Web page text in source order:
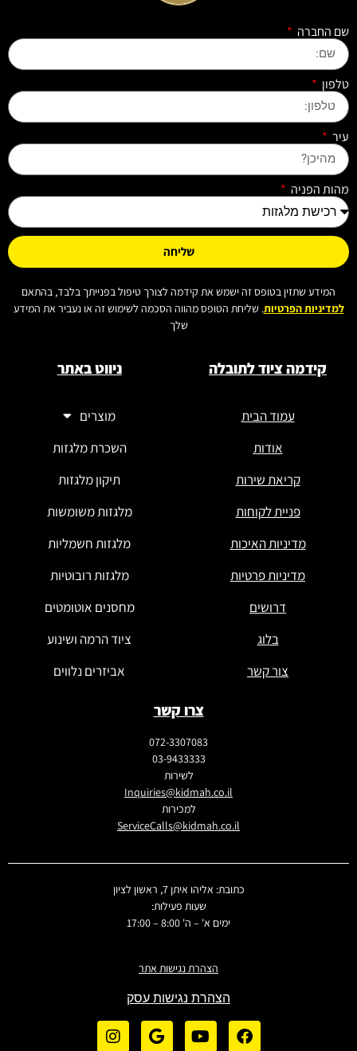
שם החברה
טלפון
עיר
מהות הפניה
שליחה
המידע שתזין בטופס זה ישמש את קידמה לצורך טיפול בפנייתך בלבד, בהתאם
למדיניות הפרטיות. שליחת הטופס מהווה הסכמה לשימוש זה או נעביר את המידע
שלך
קידמה ציוד לתובלה
עמוד הבית
אודות
קריאת שירות
פניית לקוחות
מדיניות האיכות
מדיניות פרטיות
דרושים
בלוג
צור קשר
ניווט באתר
מוצרים
השכרת מלגזות
תיקון מלגזות
מלגזות משומשות
מלגזות חשמליות
מלגזות רובוטיות
מחסנים אוטומטים
ציוד הרמה ושינוע
אביזרים נלווים
צרו קשר
072-3307083
03-9433333
לשירות
Inquiries@kidmah.co.il
למכירות
ServiceCalls@kidmah.co.il
כתובת: אליהו איתן 7, ראשון לציון
שעות פעילות:
ימים א' – ה' 8:00 – 17:00
הצהרת נגישות אתר
הצהרת נגישות עסק